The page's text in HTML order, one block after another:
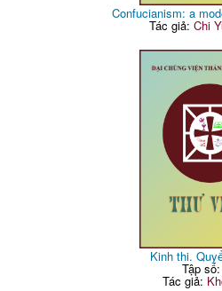
Confucianism: a
Tác giả:Chi
Kinh thi.
Tập
Tác giả: